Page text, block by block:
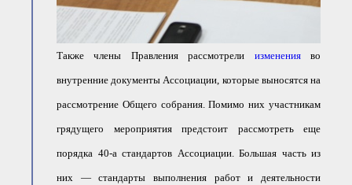
Также члены Правления рассмотрели измененияво
внутренние документы Ассоциации, которые выносятся на
рассмотрение Общего собрания. Помимо них участникам
грядущего мероприятия предстоит рассмотреть еще
порядка 40-а стандартов Ассоциации. Большая часть из
них — стандарты выполнения работ и деятельности